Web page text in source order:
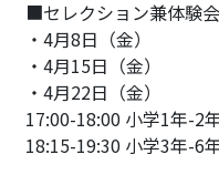
■セレクション兼体験
・4月8日（金）
・4月15日（金）
・4月22日（金）
17:00-18:00 小学1年-2
18:15-19:30 小学3年-6